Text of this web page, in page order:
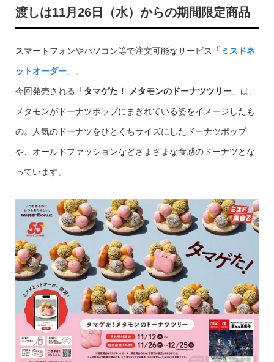
渡しは11月26日（水）からの期間限定商品
スマートフォンやパソコン等で注文可能なサービス「 ミスドネ
ットオーダー」。
今回発売される「タマゲた！ メタモンのドーナツツリー」は、
メタモンがドーナツポップにまぎれている姿をイメージしたも
の。人気のドーナツをひとくちサイズにしたドーナツポップ
や、オールドファッションなどさまざまな食感のドーナツとな
っています。